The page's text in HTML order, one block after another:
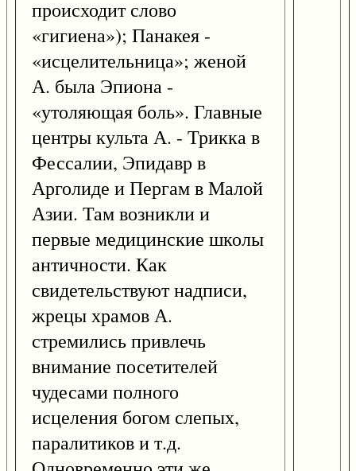
происходит слово
«гигиена»); Панакея -
«исцелительница»; женой
А. была Эпиона -
«утоляющая боль». Главные
центры культа А. - Трикка в
Фессалии, Эпидавр в
Арголиде и Пергам в Малой
Азии. Там возникли и
первые медицинские школы
античности. Как
свидетельствуют надписи,
жрецы храмов А.
стремились привлечь
внимание посетителей
чудесами полного
исцеления богом слепых,
паралитиков и т.д.